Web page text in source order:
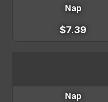
Nap
$7.39
Nap